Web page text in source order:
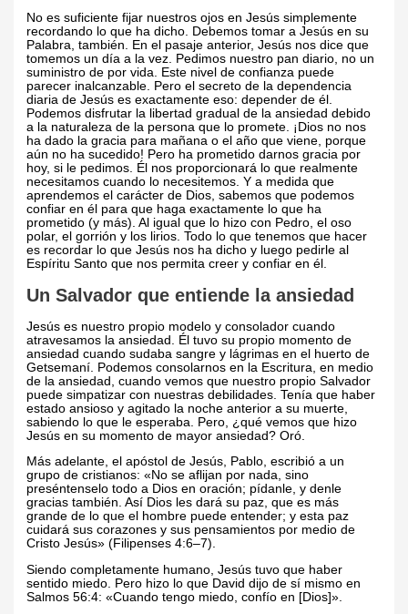
No es suficiente fijar nuestros ojos en Jesús simplemente
recordando lo que ha dicho. Debemos tomar a Jesús en su
Palabra, también. En el pasaje anterior, Jesús nos dice que
tomemos un día a la vez. Pedimos nuestro pan diario, no un
suministro de por vida. Este nivel de confianza puede
parecer inalcanzable. Pero el secreto de la dependencia
diaria de Jesús es exactamente eso: depender de él.
Podemos disfrutar la libertad gradual de la ansiedad debido
a la naturaleza de la persona que lo promete. ¡Dios no nos
ha dado la gracia para mañana o el año que viene, porque
aún no ha sucedido! Pero ha prometido darnos gracia por
hoy, si le pedimos. Él nos proporcionará lo que realmente
necesitamos cuando lo necesitemos. Y a medida que
aprendemos el carácter de Dios, sabemos que podemos
confiar en él para que haga exactamente lo que ha
prometido (y más). Al igual que lo hizo con Pedro, el oso
polar, el gorrión y los lirios. Todo lo que tenemos que hacer
es recordar lo que Jesús nos ha dicho y luego pedirle al
Espíritu Santo que nos permita creer y confiar en él.
Un Salvador que entiende la ansiedad
Jesús es nuestro propio modelo y consolador cuando
atravesamos la ansiedad. Él tuvo su propio momento de
ansiedad cuando sudaba sangre y lágrimas en el huerto de
Getsemaní. Podemos consolarnos en la Escritura, en medio
de la ansiedad, cuando vemos que nuestro propio Salvador
puede simpatizar con nuestras debilidades. Tenía que haber
estado ansioso y agitado la noche anterior a su muerte,
sabiendo lo que le esperaba. Pero, ¿qué vemos que hizo
Jesús en su momento de mayor ansiedad? Oró.
Más adelante, el apóstol de Jesús, Pablo, escribió a un
grupo de cristianos: «No se aflijan por nada, sino
preséntenselo todo a Dios en oración; pídanle, y denle
gracias también. Así Dios les dará su paz, que es más
grande de lo que el hombre puede entender; y esta paz
cuidará sus corazones y sus pensamientos por medio de
Cristo Jesús» (Filipenses 4:6–7).
Siendo completamente humano, Jesús tuvo que haber
sentido miedo. Pero hizo lo que David dijo de sí mismo en
Salmos 56:4: «Cuando tengo miedo, confío en [Dios]».